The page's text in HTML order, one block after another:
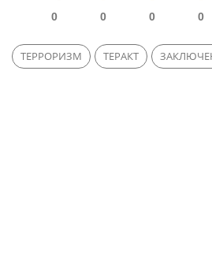
0 0 0 0
ТЕРРОРИЗМ ТЕРАКТ